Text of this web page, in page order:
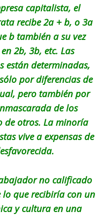
capitalista, el
recibe 2a + b, o 3a
b también a su vez
2b, 3b, etc. Las
están determinadas,
por diferencias de
pero también por
de los
de otros. La minoría
vive a expensas de
no calificado
lo que recibiría con un
y cultura en una